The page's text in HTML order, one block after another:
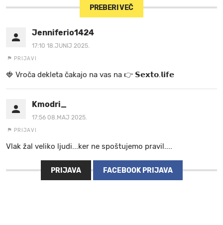
PREBERI VEČ
Jenniferio1424
17:10 18.JUNIJ 2025.
PRIJAVI
🍓 V r o č a d e k l e t a ča k a jo na va s n a 👉 𝗦𝗲𝘅𝘁𝗼.𝗹𝗶𝗳𝗲
Kmodri_
17:56 08.MAJ 2025.
PRIJAVI
Vlak žal veliko ljudi...ker ne spoštujemo pravil....
PRIJAVA FACEBOOK PRIJAVA